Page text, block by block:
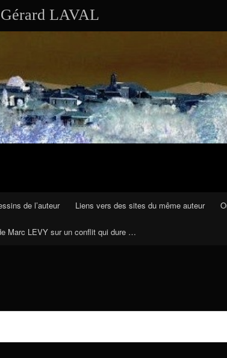
LAVAL
de l’auteur Liens vers des sites du même auteur
Marc LEVY sur un conflit qui dure …